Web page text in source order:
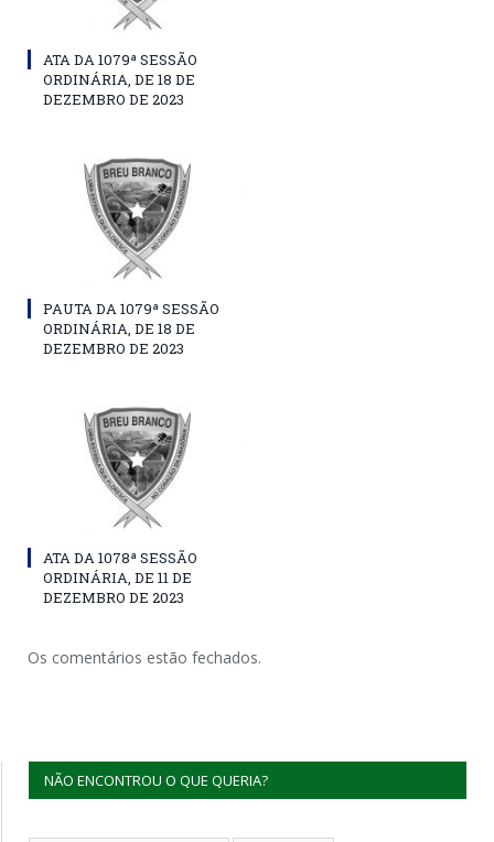
ATA DA 1079ª SESSÃO
ORDINÁRIA, DE 18 DE
DEZEMBRO DE 2023
PAUTA DA 1079ª SESSÃO
ORDINÁRIA, DE 18 DE
DEZEMBRO DE 2023
ATA DA 1078ª SESSÃO
ORDINÁRIA, DE 11 DE
DEZEMBRO DE 2023
Os comentários estão fechados.
NÃO ENCONTROU O QUE QUERIA?